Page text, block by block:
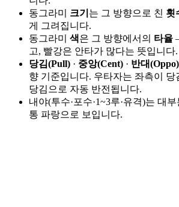
동그라미 크기 는 그 방향으로 친 횟
게 그려집니다.
동그라미 색은 그 방향에서의 타율
고, 빨강은 안타가 많다는 뜻입니다.
당김(Pull) · 중앙(Cent) · 반대(Oppo)
향 기준입니다. 우타자는 좌측이 당
당김으로 자동 반전됩니다.
내야(투수·포수·1~3루·유격)는 대
통 파랑으로 보입니다.